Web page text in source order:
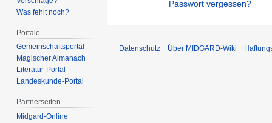
Passwort vergessen?
Was fehlt noch?
Portale
Gemeinschafts­portal
Magischer Almanach
Literatur-Portal
Landeskunde-Portal
Partnerseiten
Midgard-Online
Datenschutz Über MIDGARD-Wiki